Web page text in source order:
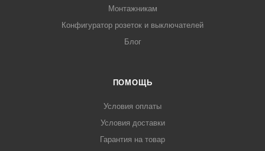
Монтажникам
Конфигуратор розеток и выключателей
Блог
ПОМОЩЬ
Условия оплаты
Условия доставки
Гарантия на товар